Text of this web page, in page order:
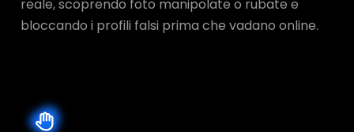
reale, scoprendo foto manipolate o rubate e
bloccando i profili falsi prima che vadano online.